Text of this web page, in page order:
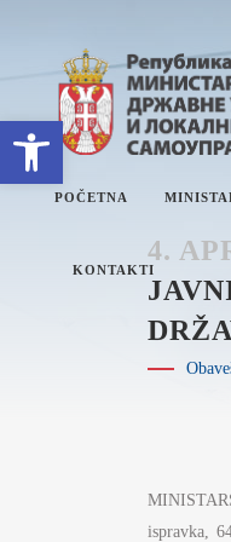
Open toolbar
POČETNA
O
KONTAKTI
4.
ispravka,